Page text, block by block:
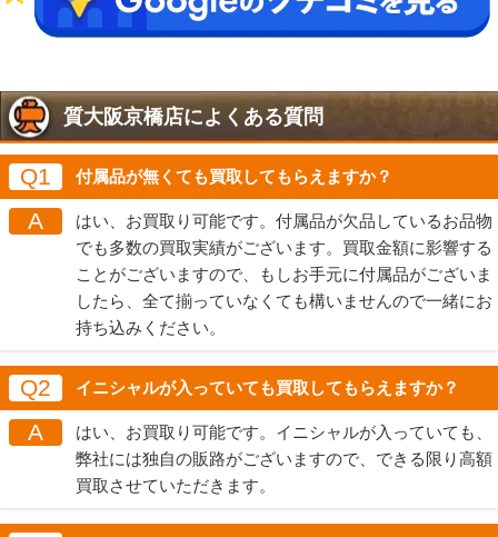
質大阪京橋店によくある質問
Q1 付属品が無くても買取してもらえますか？
A
はい、お買取り可能です。付属品が欠品しているお品物
でも多数の買取実績がございます。買取金額に影響する
ことがございますので、もしお手元に付属品がございま
したら、全て揃っていなくても構いませんので一緒にお
持ち込みください。
Q2 イニシャルが入っていても買取してもらえますか？
A
はい、お買取り可能です。イニシャルが入っていても、
弊社には独自の販路がございますので、できる限り高額
買取させていただきます。